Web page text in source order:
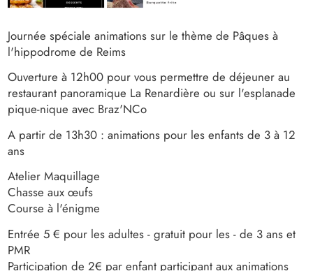
Journée spéciale animations sur le thème de Pâques à
l'hippodrome de Reims
Ouverture à 12h00 pour vous permettre de déjeuner au
restaurant panoramique La Renardière ou sur l'esplanade
pique-nique avec Braz'NCo
A partir de 13h30 : animations pour les enfants de 3 à 12
ans
Atelier Maquillage
Chasse aux œufs
Course à l'énigme
Entrée 5 € pour les adultes - gratuit pour les - de 3 ans et
PMR
Participation de 2€ par enfant participant aux animations